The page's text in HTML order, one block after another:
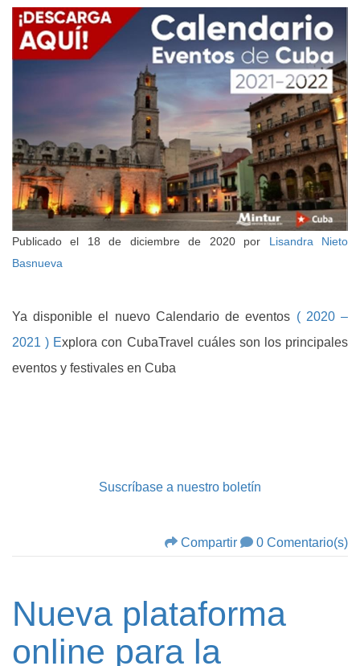
Publicado el 18 de diciembre de 2020por
Lisandra Nieto
Basnueva
Ya disponible el nuevo Calendario de eventos ( 2020 –
2021 ) Explora con CubaTravel cuáles son los principales
eventos y festivales en Cuba
Suscríbase a nuestro boletín
Compartir 0 Comentario(s)
Nueva plataforma
online para la